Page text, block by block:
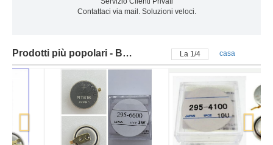
Contattaci via mail. Soluzioni veloci.
Prodotti più popolari - Batteria citizen La 2/4 casa